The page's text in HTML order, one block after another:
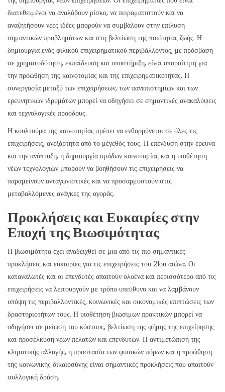
διατεθειμένοι να αναλάβουν ρίσκο, να πειραματιστούν και να
αναζητήσουν νέες ιδέες μπορούν να συμβάλουν στην επίλυση
σημαντικών προβλημάτων και στη βελτίωση της ποιότητας ζωής. Η
δημιουργία ενός φιλικού επιχειρηματικού περιβάλλοντος, με πρόσβαση
σε χρηματοδότηση, εκπαίδευση και υποστήριξη, είναι απαραίτητη για
την προώθηση της καινοτομίας και της επιχειρηματικότητας. Η
συνεργασία μεταξύ των επιχειρήσεων, των πανεπιστημίων και των
ερευνητικών ιδρυμάτων μπορεί να οδηγήσει σε σημαντικές ανακαλύψεις
και τεχνολογικές προόδους.
Η κουλτούρα της καινοτομίας πρέπει να ενθαρρύνεται σε όλες τις
επιχειρήσεις, ανεξάρτητα από το μέγεθός τους. Η επένδυση στην έρευνα
και την ανάπτυξη, η δημιουργία ομάδων καινοτομίας και η υιοθέτηση
νέων τεχνολογιών μπορούν να βοηθήσουν τις επιχειρήσεις να
παραμείνουν ανταγωνιστικές και να προσαρμοστούν στις
μεταβαλλόμενες ανάγκες της αγοράς.
Προκλήσεις και Ευκαιρίες στην
Εποχή της Βιωσιμότητας
Η βιωσιμότητα έχει αναδειχθεί σε μια από τις πιο σημαντικές
προκλήσεις και ευκαιρίες για τις επιχειρήσεις του 21ου αιώνα. Οι
καταναλωτές και οι επενδυτές απαιτούν ολοένα και περισσότερο από τις
επιχειρήσεις να λειτουργούν με τρόπο υπεύθυνο και να λαμβάνουν
υπόψη τις περιβαλλοντικές, κοινωνικές και οικονομικές επιπτώσεις των
δραστηριοτήτων τους. Η υιοθέτηση βιώσιμων πρακτικών μπορεί να
οδηγήσει σε μείωση του κόστους, βελτίωση της φήμης της επιχείρησης
και προσέλκυση νέων πελατών και επενδυτών. Η αντιμετώπιση της
κλιματικής αλλαγής, η προστασία των φυσικών πόρων και η προώθηση
της κοινωνικής δικαιοσύνης είναι σημαντικές προκλήσεις που απαιτούν
συλλογική δράση.